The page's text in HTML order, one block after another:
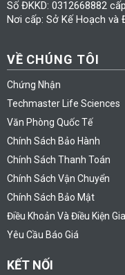
Số ĐKKD: 0312668882
Nơi cấp: Sở Kế Hoạch và
VỀ CHÚNG TÔI
Chứng Nhận
Techmaster Life Sciences
Văn Phòng Quốc Tế
Chính Sách Bảo Hành
Chính Sách Thanh Toán
Chính Sách Vận Chuyển
Chính Sách Bảo Mật
Điều Khoản Và Điều Kiện
Yêu Cầu Báo Giá
KẾT NỐI